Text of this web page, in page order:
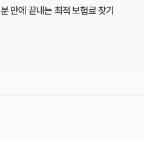
만에 끝내는 최적 보험료 찾기